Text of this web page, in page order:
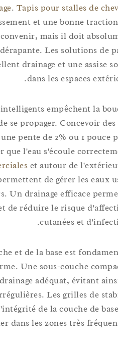
.Tapis pour stalles de
et une bonne
convenir, mais il doit
Les solutions
drainage et une
dans les espaces
intelligents empêchent la
de se propager. Concevoir
une pente de 2% ou 1
que l'eau s'écoule
et autour de
permettent de gérer les
Un drainage efficace
et de réduire le risque
cutanées et
et de la base est
terme. Une sous-couche
drainage adéquat, évitant
irrégulières. Les grilles
l'intégrité de la couche de
dans les zones très